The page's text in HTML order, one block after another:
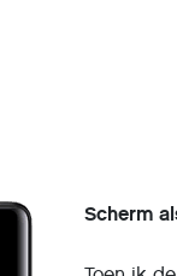
Scherm